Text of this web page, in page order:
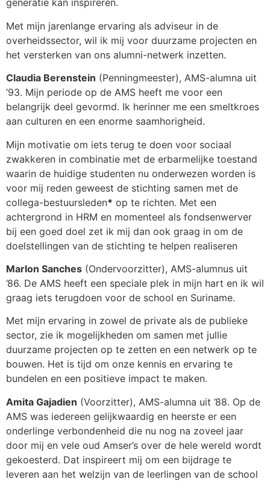
generatie kan inspireren.
Met mijn jarenlange ervaring als adviseur in de
overheidssector, wil ik mij voor duurzame projecten en
het versterken van ons alumni-netwerk inzetten.
Claudia Berenstein (Penningmeester), AMS-alumna uit
’93. Mijn periode op de AMS heeft me voor een
belangrijk deel gevormd. Ik herinner me een smeltkroes
aan culturen en een enorme saamhorigheid.
Mijn motivatie om iets terug te doen voor sociaal
zwakkeren in combinatie met de erbarmelijke toestand
waarin de huidige studenten nu onderwezen worden is
voor mij reden geweest de stichting samen met de
collega-bestuursleden* op te richten. Met een
achtergrond in HRM en momenteel als fondsenwerver
bij een goed doel zet ik mij dan ook graag in om de
doelstellingen van de stichting te helpen realiseren
Marlon Sanches (Ondervoorzitter), AMS-alumnus uit
’86. De AMS heeft een speciale plek in mijn hart en ik wil
graag iets terugdoen voor de school en Suriname.
Met mijn ervaring in zowel de private als de publieke
sector, zie ik mogelijkheden om samen met jullie
duurzame projecten op te zetten en een netwerk op te
bouwen. Het is tijd om onze kennis en ervaring te
bundelen en een positieve impact te maken.
Amita Gajadien (Voorzitter), AMS-alumna uit ’88. Op de
AMS was iedereen gelijkwaardig en heerste er een
onderlinge verbondenheid die nu nog na zoveel jaar
door mij en vele oud Amser’s over de hele wereld wordt
gekoesterd. Dat inspireert mij om een bijdrage te
leveren aan het welzijn van de leerlingen van de school